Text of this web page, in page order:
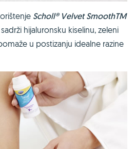
Scholl® Velvet SmoothTM
hijaluronsku kiselinu, zeleni
u postizanju idealne razine